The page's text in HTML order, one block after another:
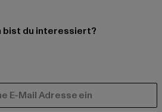
bist du interessiert?